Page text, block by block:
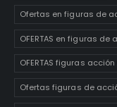
Ofertas en figuras de
OFERTAS en figuras de
OFERTAS figuras
Ofertas figuras de